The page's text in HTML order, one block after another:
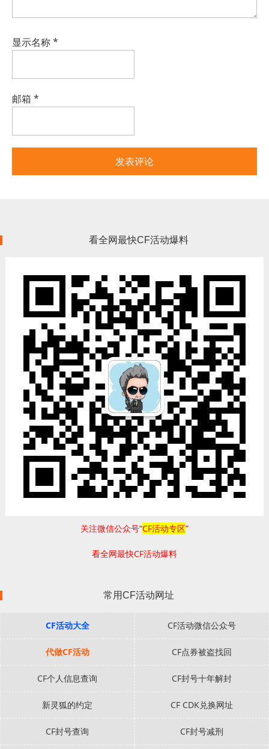
显示名称*
邮箱 *
看全网最快CF活动爆料
关注微信公众号“CF活动专区”
看全网最快CF活动爆料
常用CF活动网址
CF活动大全 CF活动微信公众号
代做CF活动 CF点券被盗找回
CF个人信息查询 CF封号十年解封
新灵狐的约定 CF CDK兑换网址
CF封号查询 CF封号减刑